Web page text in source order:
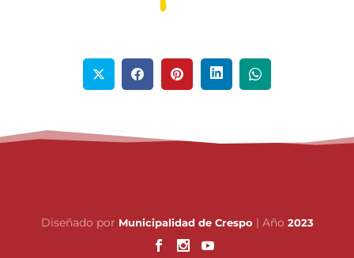
Diseñado por Municipalidad de Crespo | Año 2023